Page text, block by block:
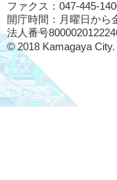
ファクス：047-445-
開庁時間：月曜日から
法人番号
© 2018 Kamagaya City.